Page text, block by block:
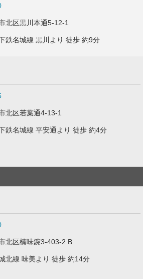
北区黒川本通5-12-1
鉄名城線 黒川より 徒歩 約9分
北区若葉通4-13-1
鉄名城線 平安通より 徒歩 約4分
北区楠味鋺3-403-2 B
北線 味美より 徒歩 約14分